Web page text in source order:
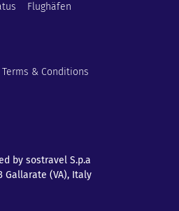
Flughäfen
Terms & Conditions
by sostravel S.p.a
Gallarate (VA), Italy